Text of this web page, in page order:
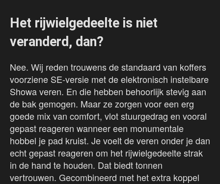
Het rijwielgedeelte is niet
veranderd, dan?
Nee. Wij reden trouwens de standaard van koffers
voorziene SE-versie met de elektronisch instelbare
Showa veren. En die hebben behoorlijk stevig aan
de bak gemogen. Maar ze zorgen voor een erg
goede mix van comfort, vlot stuurgedrag en vooral
gepast reageren wanneer een monumentale
hobbel je pad kruist. Je voelt de veren onder je dan
echt gepast reageren om het rijwielgedeelte strak
in de hand te houden. Dat biedt tonnen
vertrouwen. Gecombineerd met het extra koppel